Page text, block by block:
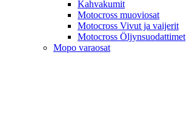
Kahvakumit
Motocross muoviosat
Motocross Vivut ja vaijerit
Motocross Öljynsuodattimet
Mopo varaosat